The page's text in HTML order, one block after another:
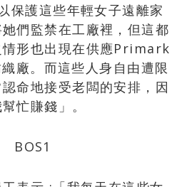
保護這些年輕女子遠離家
們監禁在工廠裡，但這都
情形也出現在供應Primark
廠。而這些人身自由遭限
命地接受老闆的安排，因
忙賺錢」。